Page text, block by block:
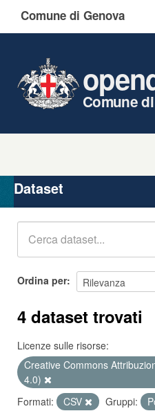
Comune di Genova
Comune
Organizzazioni
Gruppi
Dataset
Ordina per
4 dataset trovati
Licenze sulle risorse:
Creative Commons
4.0)
Formati:
CSV Gruppi: